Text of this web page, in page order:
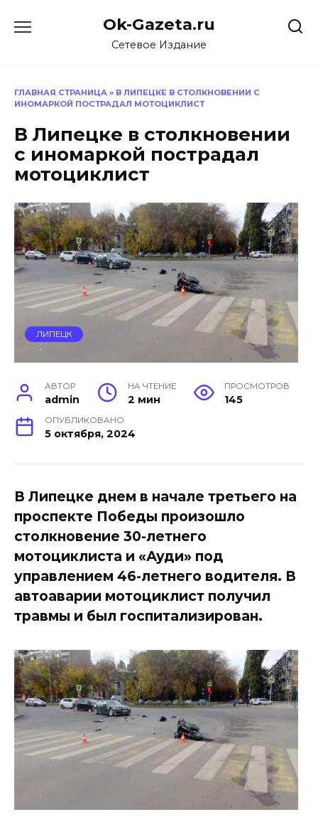
Ok-Gazeta.ru
Сетевое Издание
ГЛАВНАЯ СТРАНИЦА » В ЛИПЕЦКЕ В СТОЛКНОВЕНИИ С
ИНОМАРКОЙ ПОСТРАДАЛ МОТОЦИКЛИСТ
В Липецке в столкновении
с иномаркой пострадал
мотоциклист
ЛИПЕЦК
АВТОР
admin
НА ЧТЕНИЕ
2 мин
ПРОСМОТРОВ
145
ОПУБЛИКОВАНО
5 октября, 2024
В Липецке днем в начале третьего на
проспекте Победы произошло
столкновение 30-летнего
мотоциклиста и «Ауди» под
управлением 46-летнего водителя. В
автоаварии мотоциклист получил
травмы и был госпитализирован.